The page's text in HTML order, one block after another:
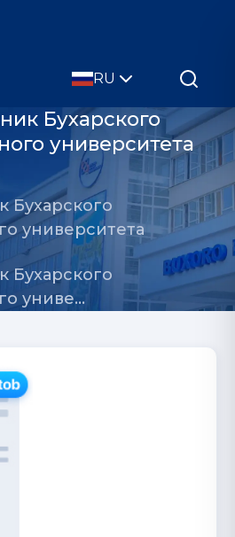
RU
Бухарского
университета
Бухарского
университета
Бухарского
униве…